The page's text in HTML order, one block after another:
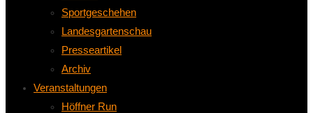
Sportgeschehen
Landesgartenschau
Presseartikel
Archiv
Veranstaltungen
Höffner Run